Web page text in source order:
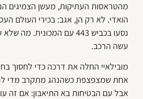
מהטראסות העתיקות, מעשן הצמיגים
הואדי. לא רק הן, אגב: בכירי העולם
נסעו בכביש 443 עם
עשה הרכב.
מובילאיי החלה את דרכה כדי לחסוך
אחת שמצפצפת כשהנהג מתקרב מדי
אבל עם הבטיחות בא התיאבון: אם זה